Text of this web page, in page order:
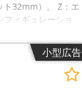
32mm）。 Z：エ
ィギュレーショ
ドル/32mmあた
に良い状態です。
は協定による。
小型広告